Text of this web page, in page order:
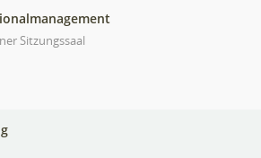
Sitzungssaal